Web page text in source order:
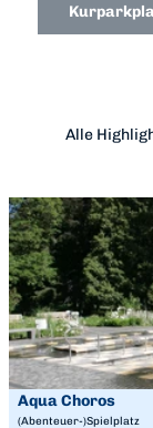
Alle
D
e
t
a
i
l
s
e
i Staatsbad Bad Wildungen |
Aqua Choros
(Abenteuer-)Spielplatz